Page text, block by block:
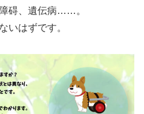
碍、遺伝病……。
いはずです。